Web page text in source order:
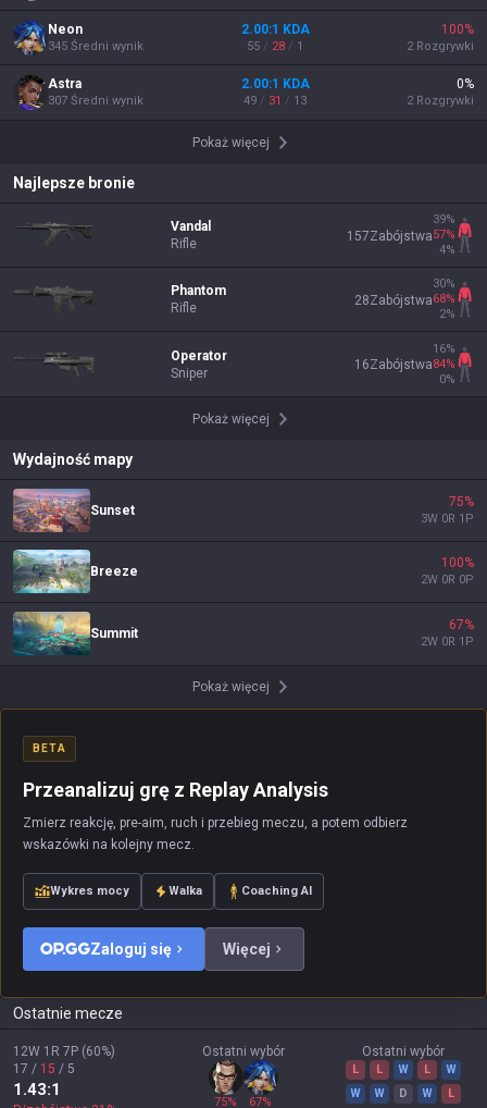
Neon
345 Średni wynik
2.00:1 KDA
55 / 28 / 1
100%
2 Rozgrywki
Astra
307 Średni wynik
2.00:1 KDA
49 / 31 / 13
0%
2 Rozgrywki
Pokaż więcej
Najlepsze bronie
Vandal
Rifle
157Zabójstwa
39%
57%
4%
Phantom
Rifle
28Zabójstwa
30%
68%
2%
Operator
Sniper
16Zabójstwa
16%
84%
0%
Pokaż więcej
Wydajność mapy
Sunset
75%
3W 0R 1 P
Breeze
100%
2W 0R 0P
Summit
67%
2W 0R 1 P
Pokaż więcej
BETA
Przeanalizuj grę z Replay Analysis
Zmierz reakcję, pre-aim, ruch i przebieg meczu, a potem odbierz
wskazówki na kolejny mecz.
Wykres mocy Walka Coaching AI
Zaloguj się Więcej
Ostatnie mecze
12W 1R 7P (60%)
17 / 15 / 5
1.43:1
Ostatni wybór
75% 67%
Ostatni wybór
L L W L
W
W
W D W L